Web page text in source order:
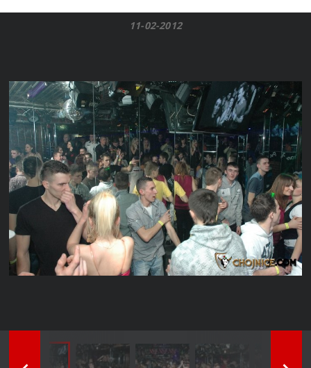
11-02-2012